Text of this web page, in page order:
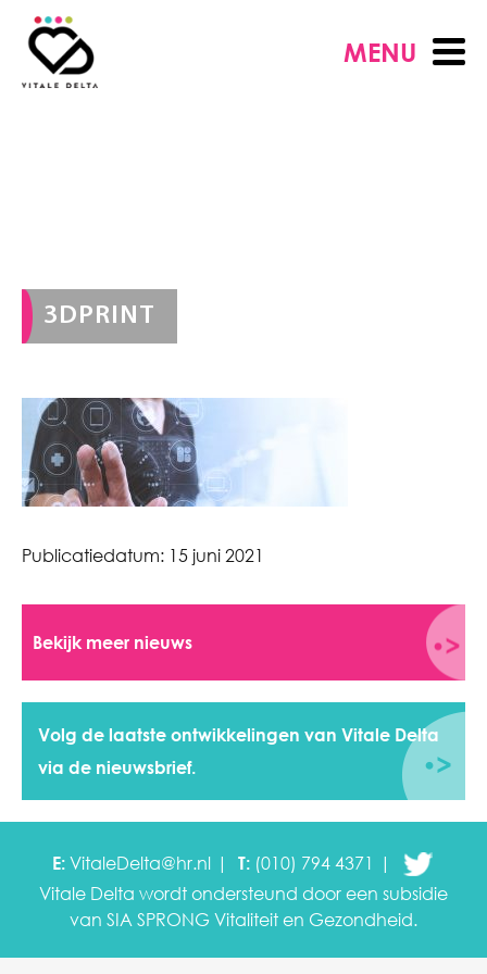
MENU
3DPRINT
Publicatiedatum: 15 juni 2021
Bekijk meer nieuws
Volg de laatste ontwikkelingen van Vitale Delta
via de nieuwsbrief.
E: VitaleDelta@hr.nl T: (010) 794 4371
Vitale Delta wordt ondersteund door een subsidie
van SIA SPRONG Vitaliteit en Gezondheid.